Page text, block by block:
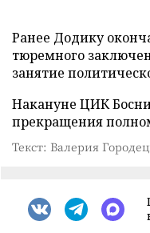
Ранее Додику
тюремного
занятие
Накануне ЦИК
прекращения
Текст: Валерия